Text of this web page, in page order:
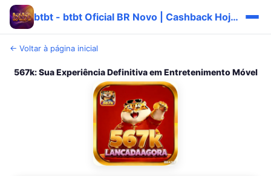
btbt - btbt Oficial BR Novo | Cashback Hoje ⚡
← Voltar à página inicial
567k: Sua Experiência Definitiva em Entretenimento Móvel